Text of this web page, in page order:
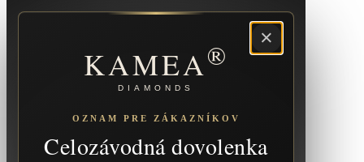
×
KAMEA®
DIAMONDS
OZNAM PRE ZÁKAZNÍKOV
Celozávodná dovolenka